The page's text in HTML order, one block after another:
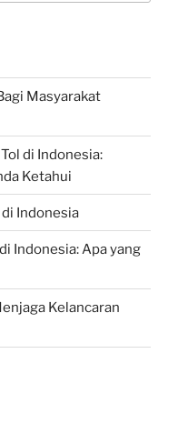
Masyarakat
di Indonesia:
Ketahui
Indonesia
Indonesia: Apa yang
Kelancaran